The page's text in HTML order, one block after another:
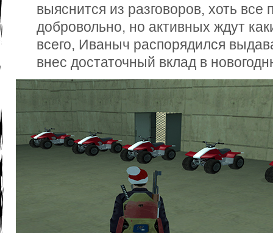
выяснится из разговоров, хоть
добровольно, но активных ждут
всего, Иваныч распорядился
внес достаточный вклад в